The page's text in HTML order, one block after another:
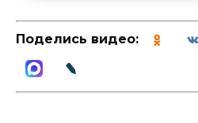
Поделись видео: